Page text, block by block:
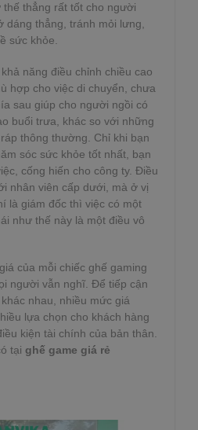
thẳng rất tốt cho người
dáng thẳng, tránh mỏi lưng,
sức khỏe.
năng điều chỉnh chiều cao
hợp cho việc di chuyển, chưa
sau giúp cho người ngồi có
buổi trưa, khác so với những
thông thường. Chỉ khi bạn
sóc sức khỏe tốt nhất, bạn
cống hiến cho công ty. Điều
nhân viên cấp dưới, mà ở vị
là giám đốc thì việc có một
như thế này là một điều vô
của mỗi chiếc ghế gaming
người vẫn nghĩ. Để tiếp cận
nhau, nhiều mức giá
lựa chọn cho khách hàng
kiện tài chính của bản thân.
tại ghế game giá rẻ